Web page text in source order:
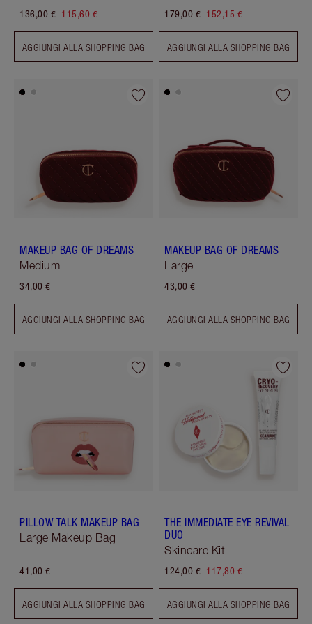
136,00 € 115,60 €
AGGIUNGI ALLA SHOPPING BAG
179,00 € 152,15 €
AGGIUNGI ALLA SHOPPING BAG
MAKEUP BAG OF DREAMS
Medium
34,00 €
AGGIUNGI ALLA SHOPPING BAG
MAKEUP BAG OF DREAMS
Large
43,00 €
AGGIUNGI ALLA SHOPPING BAG
PILLOW TALK MAKEUP BAG
Large Makeup Bag
41,00 €
AGGIUNGI ALLA SHOPPING BAG
THE IMMEDIATE EYE REVIVAL
DUO
Skincare Kit
124,00 € 117,80 €
AGGIUNGI ALLA SHOPPING BAG